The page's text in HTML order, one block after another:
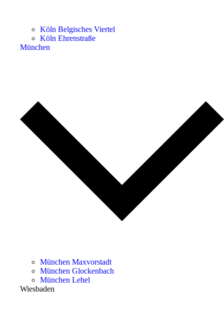
Köln Belgisches Viertel
Köln Ehrenstraße
München
München Maxvorstadt
München Glockenbach
München Lehel
Wiesbaden